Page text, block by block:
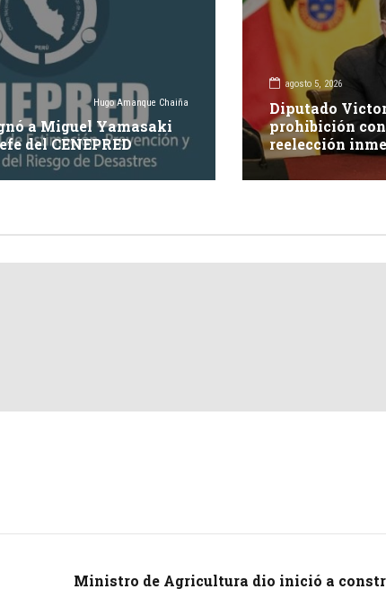
Hugo Amanque Chaiña
a Miguel Yamasaki
del CENEPRED
agosto 5, 2026
Diputado
prohibición
reelección
Ministro de Agricultura dio inició a